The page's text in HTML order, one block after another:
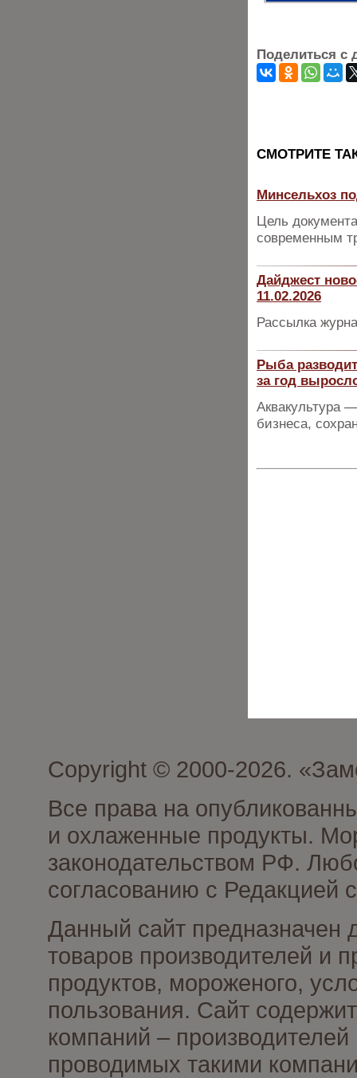
Поделиться с
CМОТРИТЕ
Минсельхоз
Цель
современным
Дайджест
11.02.2026
Рассылка
Рыба
за год
Аквакультура
бизнеса,
Copyright © 2000-2026.
Все права на
и охлаженные продукты.
законодательством РФ.
согласованию с Редакцией
Данный сайт предназначен
товаров производителей и
продуктов, мороженого,
пользования. Сайт
компаний –
проводимых такими